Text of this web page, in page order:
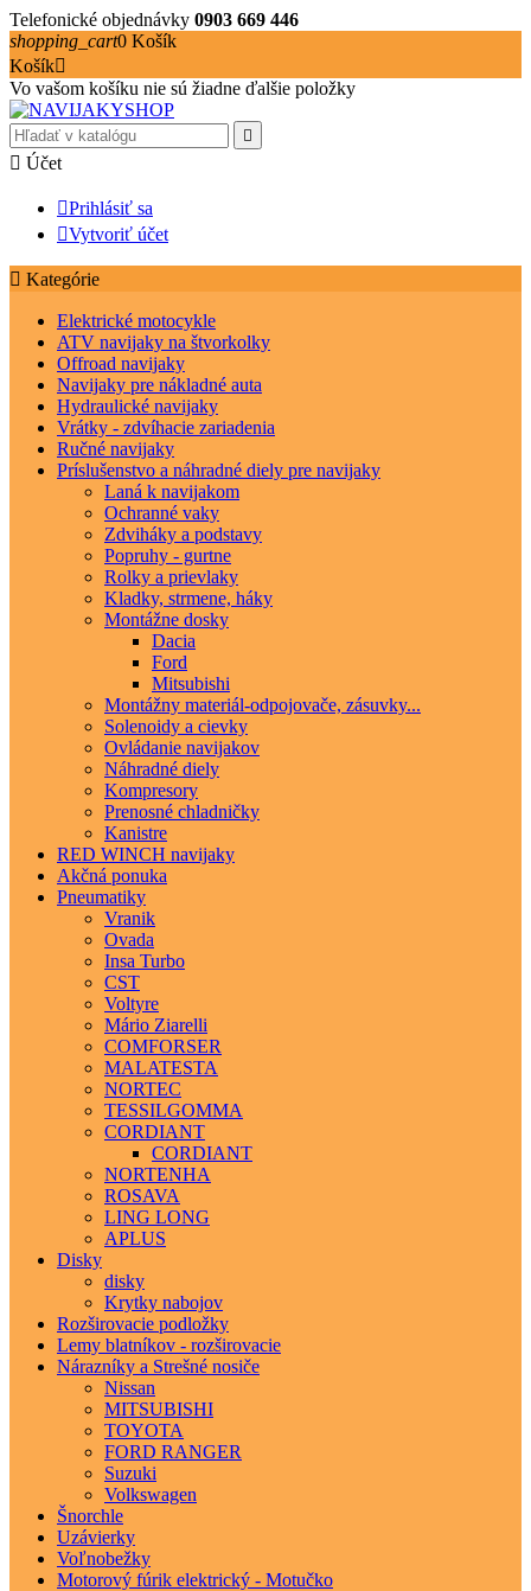
Telefonické objednávky 0903 669 446
shopping_cart0 Košík
Košík
Vo vašom košíku nie sú žiadne ďalšie položky

 Účet
Prihlásiť sa
Vytvoriť účet
 Kategórie
Elektrické motocykle
ATV navijaky na štvorkolky
Offroad navijaky
Navijaky pre nákladné auta
Hydraulické navijaky
Vrátky - zdvíhacie zariadenia
Ručné navijaky
Príslušenstvo a náhradné diely pre navijaky
Laná k navijakom
Ochranné vaky
Zdviháky a podstavy
Popruhy - gurtne
Rolky a prievlaky
Kladky, strmene, háky
Montážne dosky
Dacia
Ford
Mitsubishi
Montážny materiál-odpojovače, zásuvky...
Solenoidy a cievky
Ovládanie navijakov
Náhradné diely
Kompresory
Prenosné chladničky
Kanistre
RED WINCH navijaky
Akčná ponuka
Pneumatiky
Vranik
Ovada
Insa Turbo
CST
Voltyre
Mário Ziarelli
COMFORSER
MALATESTA
NORTEC
TESSILGOMMA
CORDIANT
CORDIANT
NORTENHA
ROSAVA
LING LONG
APLUS
Disky
disky
Krytky nabojov
Rozširovacie podložky
Lemy blatníkov - rozširovacie
Nárazníky a Strešné nosiče
Nissan
MITSUBISHI
TOYOTA
FORD RANGER
Suzuki
Volkswagen
Šnorchle
Uzávierky
Voľnobežky
Motorový fúrik elektrický - Motučko